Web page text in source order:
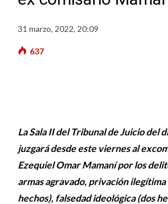
31 marzo, 2022, 20:09
637
La Sala II del Tribunal de Juicio del
juzgará desde este viernes al
Ezequiel Omar Mamaní por los
armas agravado, privación
hechos), falsedad ideológica (dos